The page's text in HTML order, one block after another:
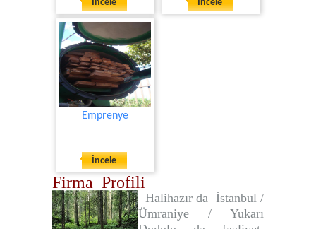
İncele İncele
Emprenye
İncele
Firma Profili
Halihazır da İstanbul /
Ümraniye / Yukarı